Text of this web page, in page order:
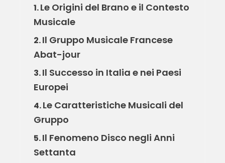
1.Le Origini del Brano e il Contesto
Musicale
2.Il Gruppo Musicale Francese
Abat-jour
3.Il Successo in Italia e nei Paesi
Europei
4.Le Caratteristiche Musicali del
Gruppo
5.Il Fenomeno Disco negli Anni
Settanta